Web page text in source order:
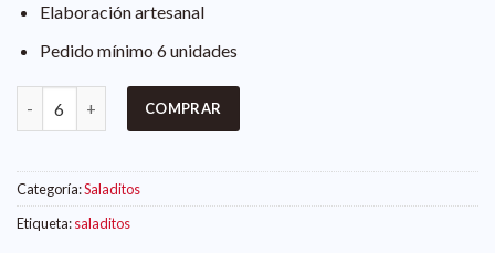
Elaboración artesanal
Pedido mínimo 6 unidades
COMPRAR
Categoría:Saladitos
Etiqueta:saladitos